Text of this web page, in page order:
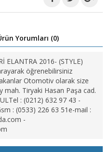
Yorumları (0)
ELANTRA 2016- (STYLE)
öğrenebilirsiniz
Otomotiv olarak size
mah. Tiryaki Hasan Paşa cad.
: (0212) 632 97 43 -
: (0533) 226 63 51e-mail :
-